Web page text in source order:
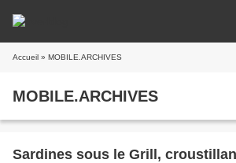
Accueil » MOBILE.ARCHIVES
MOBILE.ARCHIVES
Sardines sous le Grill,